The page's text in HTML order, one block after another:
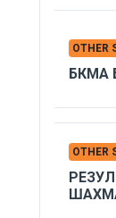
OTHER
БКМА
OTHER